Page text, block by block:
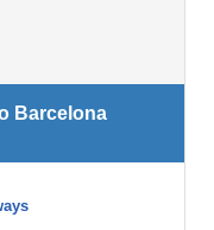
Barcelona